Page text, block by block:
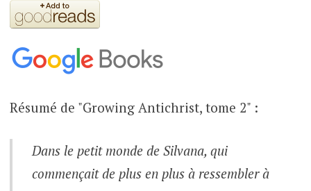
Résumé de "Growing Antichrist, tome 2" :
Dans le petit monde de Silvana, qui
commençait de plus en plus à ressembler à